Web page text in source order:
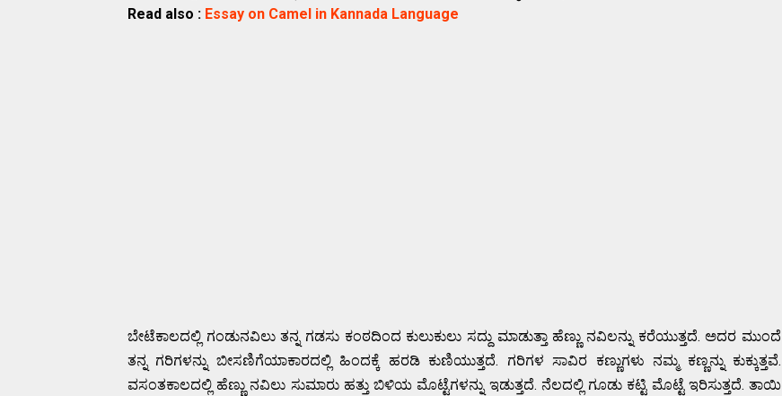
Read also : Essay on Camel in Kannada Language
ಬೇಟೆಕಾಲದಲ್ಲಿ ಗಂಡುನವಿಲು ತನ್ನ ಗಡಸು ಕಂಠದಿಂದ ಕುಲುಕುಲು ಸದ್ದು ಮಾಡುತ್ತಾ ಹೆಣ್ಣು ನವಿಲನ್ನು ಕರೆಯುತ್ತದೆ. ಅದರ ಮುಂದೆ
ತನ್ನ ಗರಿಗಳನ್ನು ಬೀಸಣಿಗೆಯಾಕಾರದಲ್ಲಿ ಹಿಂದಕ್ಕೆ ಹರಡಿ ಕುಣಿಯುತ್ತದೆ. ಗರಿಗಳ ಸಾವಿರ ಕಣ್ಣುಗಳು ನಮ್ಮ ಕಣ್ಣನ್ನು ಕುಕ್ಕುತ್ತವೆ.
ವಸಂತಕಾಲದಲ್ಲಿ ಹೆಣ್ಣು ನವಿಲು ಸುಮಾರು ಹತ್ತು ಬಿಳಿಯ ಮೊಟ್ಟೆಗಳನ್ನು ಇಡುತ್ತದೆ. ನೆಲದಲ್ಲಿ ಗೂಡು ಕಟ್ಟಿ ಮೊಟ್ಟೆ ಇರಿಸುತ್ತದೆ. ತಾಯಿ